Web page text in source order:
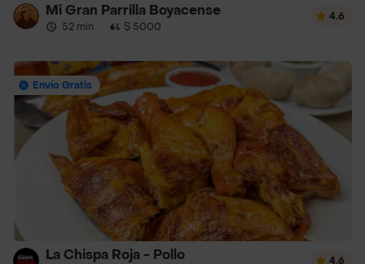
Mi Gran Parrilla Boyacense
52 min · $ 5000
4.6
Envío Gratis
La Chispa Roja - Pollo 4.6